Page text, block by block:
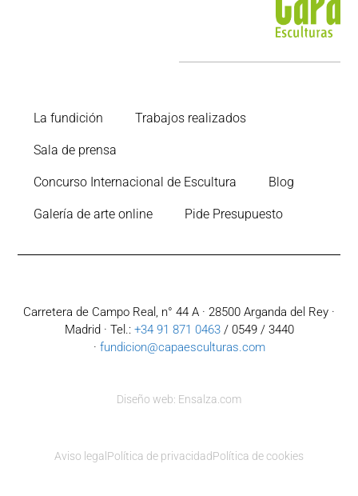
La fundición Trabajos realizados
Sala de prensa
Concurso Internacional de Escultura Blog
Galería de arte online Pide Presupuesto
Carretera de Campo Real, n° 44 A · 28500 Arganda del Rey ·
Madrid · Tel.: +34 91 871 0463/ 0549 / 3440
· fundicion@capaesculturas.com
Diseño web: Ensalza.com
Aviso legal Política de privacidadPolítica de cookies